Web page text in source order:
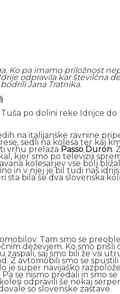
pa imamo priložnost
odpravila kar številčna
Jana Tratnika.
po dolini reke Idrijce do
na italijanske ravnine
sedli na kolesa ter kaj
vrhu prelaza Passo Duron.
kjer smo po televiziji
kolesarjev vse bolj
in v njej je bil tudi naš
bila še dva slovenska
Tam smo se
deževjem. Ko smo prišli
saj smo bili že vsi
Z avtomobili smo se
je super navijaško
se nismo predali in smo
odpravili še nekaj
so slovenske zastave.